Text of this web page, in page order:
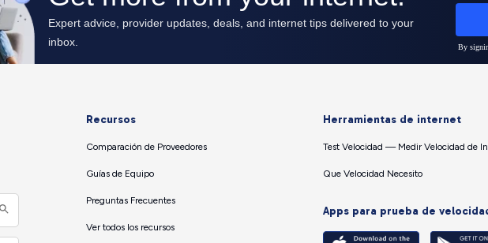
Recursos
Comparación de Proveedores
Guías de Equipo
Preguntas Frecuentes
Ver todos los recursos
Herramientas de internet
Test Velocidad — Medir Velocidad de
Que Velocidad Necesito
Apps para prueba de